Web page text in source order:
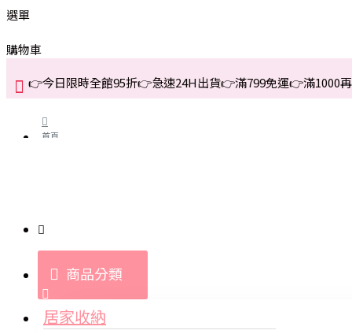
選單
購物車
👉今日限時全館95折👉急速24H出貨👉滿799免運👉滿1000
首頁
商品分類
居家收納
登入